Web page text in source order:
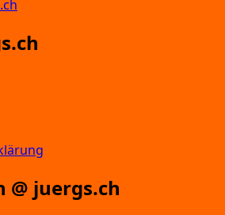
@ juergs.ch